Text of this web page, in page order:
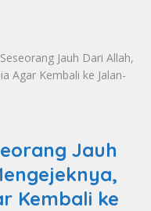
Jauh Dari Allah,
Agar Kembali ke Jalan-
Jauh
Kembali ke